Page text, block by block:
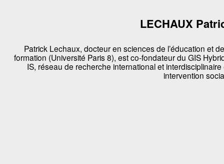
LECHAUX
Patrick Lechaux, docteur en sciences de l’éducation et
formation (Université Paris 8), est co-fondateur du GIS
IS, réseau de recherche international et interdisciplinaire
intervention